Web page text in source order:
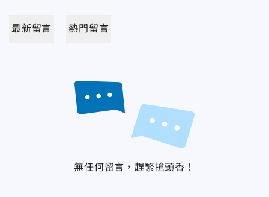
最新留言 熱門留言
無任何留言，趕緊搶頭香！